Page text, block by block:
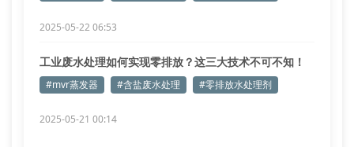
2025-05-22 06:53
工业废水处理如何实现零排放？这三大技术不可不知！
#mvr蒸发器 #含盐废水处理 #零排放水处理剂
2025-05-21 00:14